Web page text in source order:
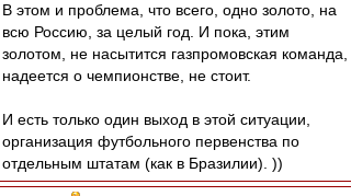
В этом и проблема, что всего, одно золото, на
всю Россию, за целый год. И пока, этим
золотом, не насытится газпромовская команда,
надеется о чемпионстве, не стоит.
И есть только один выход в этой ситуации,
организация футбольного первенства по
отдельным штатам (как в Бразилии). ))